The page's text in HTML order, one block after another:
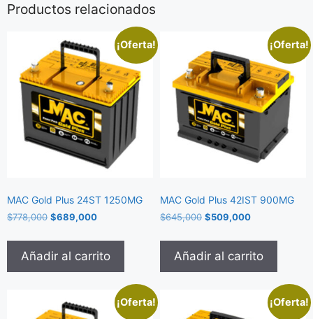
Productos relacionados
¡Oferta!
MAC Gold Plus 24ST 1250MG
$778,000 $689,000
Añadir al carrito
¡Oferta!
MAC Gold Plus 42IST 900MG
$645,000 $509,000
Añadir al carrito
¡Oferta! ¡Oferta!